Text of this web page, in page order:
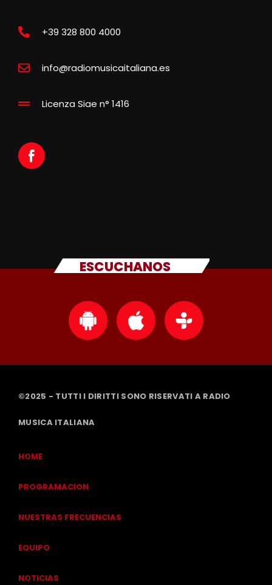
+39 328 800 4000
info@radiomusicaitaliana.es
Licenza Siae n° 1416
ESCUCHANOS
©2025 - TUTTI I DIRITTI SONO RISERVATI A RADIO
MUSICA ITALIANA
HOME
PROGRAMACION
NUESTRAS FRECUENCIAS
EQUIPO
NOTICIAS